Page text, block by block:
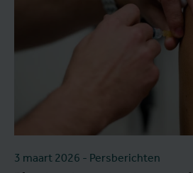
3 maart 2026 - Persberichten